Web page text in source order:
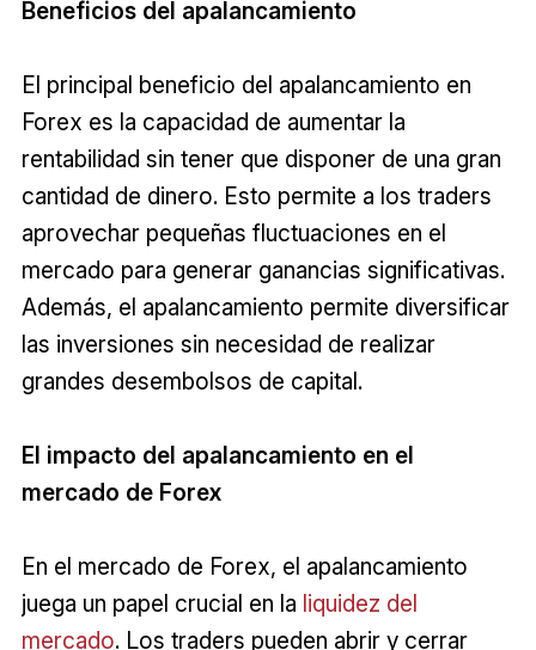
Beneficios del apalancamiento
El principal beneficio del apalancamiento en
Forex es la capacidad de aumentar la
rentabilidad sin tener que disponer de una gran
cantidad de dinero. Esto permite a los traders
aprovechar pequeñas fluctuaciones en el
mercado para generar ganancias significativas.
Además, el apalancamiento permite diversificar
las inversiones sin necesidad de realizar
grandes desembolsos de capital.
El impacto del apalancamiento en el
mercado de Forex
En el mercado de Forex, el apalancamiento
juega un papel crucial en la liquidez del
mercado. Los traders pueden abrir y cerrar